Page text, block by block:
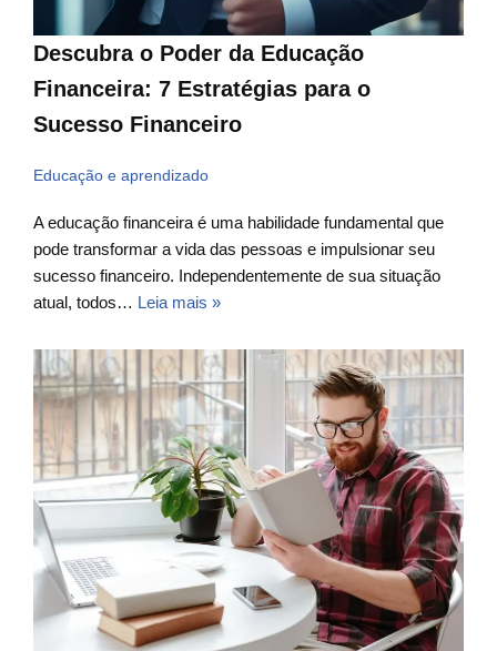
Descubra o Poder da Educação
Financeira: 7 Estratégias para o
Sucesso Financeiro
Educação e aprendizado
A educação financeira é uma habilidade fundamental que
pode transformar a vida das pessoas e impulsionar seu
sucesso financeiro. Independentemente de sua situação
atual, todos… Leia mais »